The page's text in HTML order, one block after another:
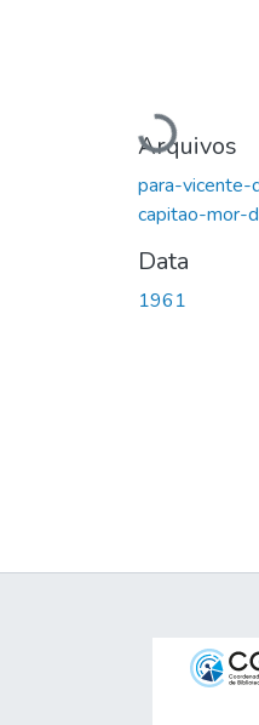
Carregando...
Arquivos
para-
capitao-mor-
Data
1961